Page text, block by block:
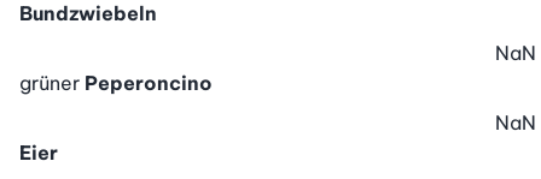
Bundzwiebeln
grüner Peperoncino
NaN
Eier
NaN